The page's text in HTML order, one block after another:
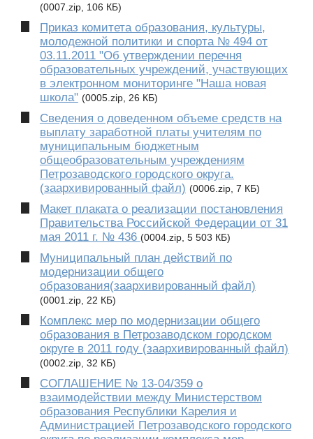
(0007.zip, 106 КБ)
Приказ комитета образования, культуры,
молодежной политики и спорта № 494 от
03.11.2011 "Об утверждении перечня
образовательных учреждений, участвующих
в электронном мониторинге "Наша новая
школа" (0005.zip, 26 КБ)
Сведения о доведенном объеме средств на
выплату заработной платы учителям по
муниципальным бюджетным
общеобразовательным учреждениям
Петрозаводского городского округа.
(заархивированный файл) (0006.zip, 7 КБ)
Макет плаката о реализации постановления
Правительства Российской Федерации от 31
мая 2011 г. № 436 (0004.zip, 5 503 КБ)
Муниципальный план действий по
модернизации общего
образования(заархивированный файл)
(0001.zip, 22 КБ)
Комплекс мер по модернизации общего
образования в Петрозаводском городском
округе в 2011 году (заархивированный файл)
(0002.zip, 32 КБ)
СОГЛАШЕНИЕ № 13-04/359 о
взаимодействии между Министерством
образования Республики Карелия и
Администрацией Петрозаводского городского